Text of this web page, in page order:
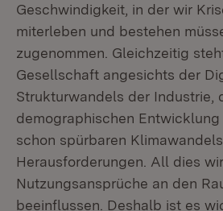
Geschwindigkeit, in der wir
miterleben und bestehen
zugenommen. Gleichzeitig
Gesellschaft angesichts der
Strukturwandels der Industrie,
demographischen
schon spürbaren
Herausforderungen. All dies
Nutzungsansprüche an den
beeinflussen. Deshalb ist es